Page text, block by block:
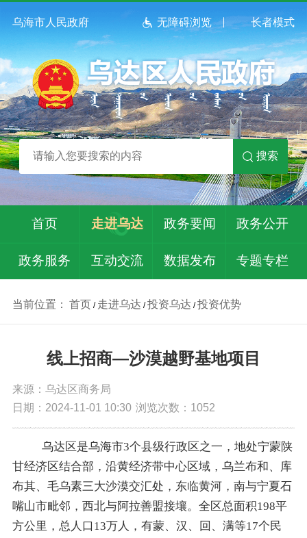
乌海市人民政府 无障碍浏览 长者模式
搜索
首页 走进乌达 政务要闻 政务公开
政务服务 互动交流 数据发布 专题专栏
当前位置： 首页 / 走进乌达 /投资乌达 /投资优势
线上招商—沙漠越野基地项目
来源：乌达区商务局
日期：2024-11-01 10:30 浏览次数： 1052
乌达区是乌海市3个县级行政区之一，地处宁蒙陕
甘经济区结合部，沿黄经济带中心区域，乌兰布和、库
布其、毛乌素三大沙漠交汇处，东临黄河，南与宁夏石
嘴山市毗邻，西北与阿拉善盟接壤。全区总面积198平
方公里，总人口13万人，有蒙、汉、回、满等17个民